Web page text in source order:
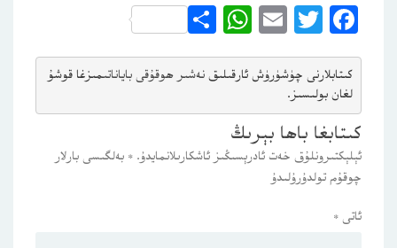
Facebook
Twitter
Email
WhatsApp
Share
كىتابلارنى چۈشۈرۈش ئارقىلىق نەشىر ھوقۇقى باياناتىمىزغا قوشۇ
لغان بولىسىز.
كىتابغا باھا بېرىڭ
ئېلېكتىرونلۇق خەت ئادرېسىڭىز ئاشكارىلانمايدۇ. * بەلگىسى بارلار
چوقۇم تولدۇرۇلىدۇ
ئاتى *